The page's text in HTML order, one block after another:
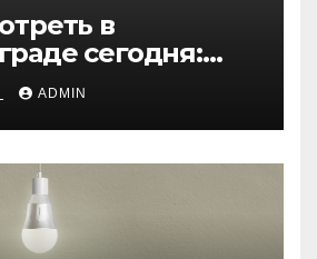
в
сегодня:
по самому
городу России
ADMIN